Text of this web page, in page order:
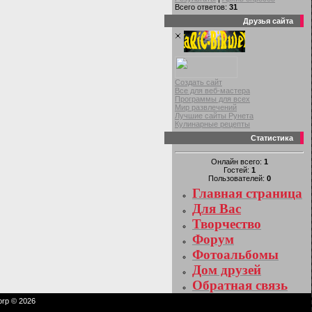
Всего ответов: 31
Друзья сайта
Создать сайт
Все для веб-мастера
Программы для всех
Мир развлечений
Лучшие сайты Рунета
Кулинарные рецепты
Статистика
Онлайн всего: 1
Гостей: 1
Пользователей: 0
Главная страница
Для Вас
Творчество
Форум
Фотоальбомы
Дом друзей
Обратная связь
© 2026